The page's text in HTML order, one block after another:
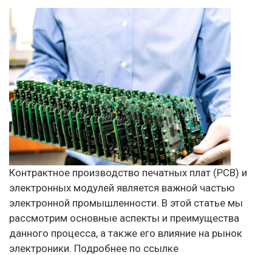
Контрактное производство печатных плат (PCB) и
электронных модулей является важной частью
электронной промышленности. В этой статье мы
рассмотрим основные аспекты и преимущества
данного процесса, а также его влияние на рынок
электроники. Подробнее по ссылке